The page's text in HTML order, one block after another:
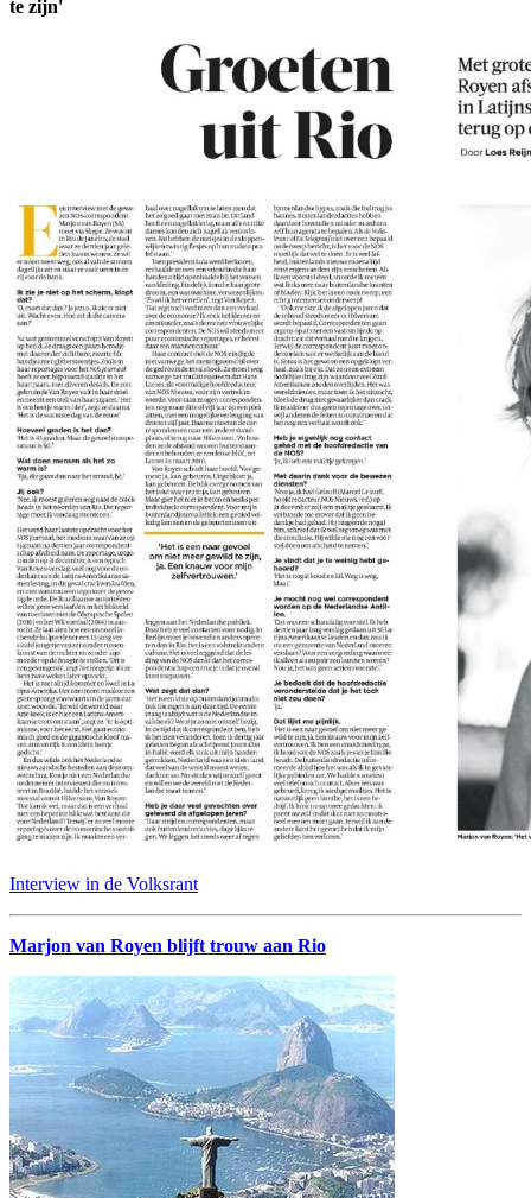
te zijn'
Interview in de Volksrant
Marjon van Royen blijft trouw aan Rio